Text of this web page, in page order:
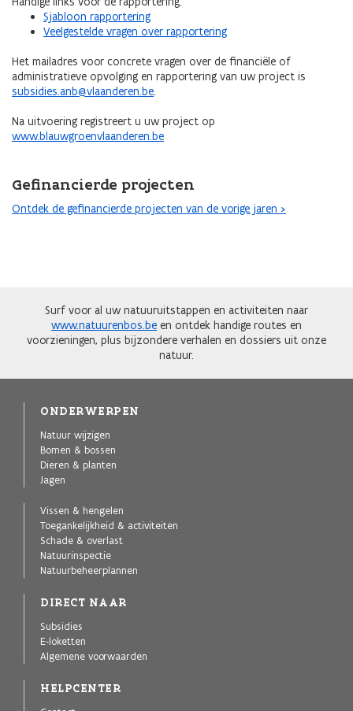
Sjabloon rapportering
Veelgestelde vragen over rapportering
Het mailadres voor concrete vragen over de financiële of
administratieve opvolging en rapportering van uw project is
subsidies.anb@vlaanderen.be.
Na uitvoering registreert u uw project op
www.blauwgroenvlaanderen.be
Gefinancierde projecten
Ontdek de gefinancierde projecten van de vorige jaren >
Surf voor al uw natuuruitstappen en activiteiten naar
www.natuurenbos.be en ontdek handige routes en
voorzieningen, plus bijzondere verhalen en dossiers uit onze
natuur.
ONDERWERPEN
Natuur wijzigen
Bomen & bossen
Dieren & planten
Jagen
Vissen & hengelen
Toegankelijkheid & activiteiten
Schade & overlast
Natuurinspectie
Natuurbeheerplannen
DIRECT NAAR
Subsidies
E-loketten
Algemene voorwaarden
HELPCENTER